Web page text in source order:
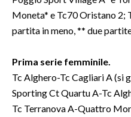
#CARAUNIONE
3 MINUTI CON
INSULARITÀ
INFO AZIENDE
ABBONATI
Moneta* e Tc70 Oristano 2;
partita in meno, ** due
Prima serie femminile.
Tc Alghero-Tc Cagliari A (si
Sporting Ct Quartu A-Tc
Tc Terranova A-Quattro